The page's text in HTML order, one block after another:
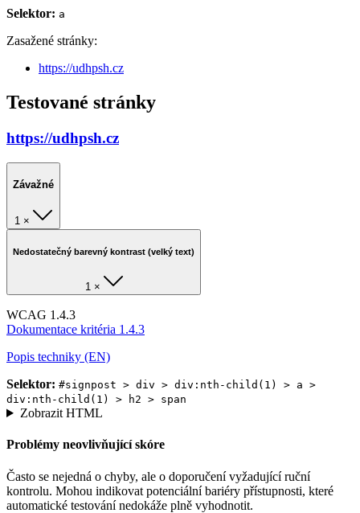
Selektor: a
Zasažené stránky:
https://udhpsh.cz
Testované stránky
https://udhpsh.cz
Závažné
1 ×
Nedostatečný barevný kontrast (velký text)
1 ×
WCAG 1.4.3
Dokumentace kritéria 1.4.3
Popis techniky (EN)
Selektor: #signpost > div > div:nth-child(1) > a >
div:nth-child(1) > h2 > span
Zobrazit HTML
Problémy neovlivňující skóre
Často se nejedná o chyby, ale o doporučení vyžadující ruční
kontrolu. Mohou indikovat potenciální bariéry přístupnosti, které
automatické testování nedokáže plně vyhodnotit.